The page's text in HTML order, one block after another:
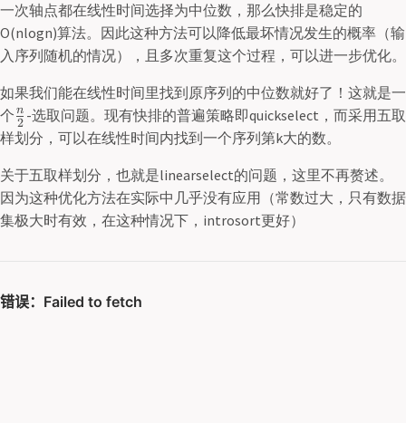
一次轴点都在线性时间选择为中位数，那么快排是稳定的
O(nlogn)算法。因此这种方法可以降低最坏情况发生的概率（输
入序列随机的情况），且多次重复这个过程，可以进一步优化。
如果我们能在线性时间里找到原序列的中位数就好了！这就是一
个 2
n -选取问题。现有快排的普遍策略即quickselect，而采用五取
样划分，可以在线性时间内找到一个序列第k大的数。
关于五取样划分，也就是linearselect的问题，这里不再赘述。
因为这种优化方法在实际中几乎没有应用（常数过大，只有数据
集极大时有效，在这种情况下，introsort更好）